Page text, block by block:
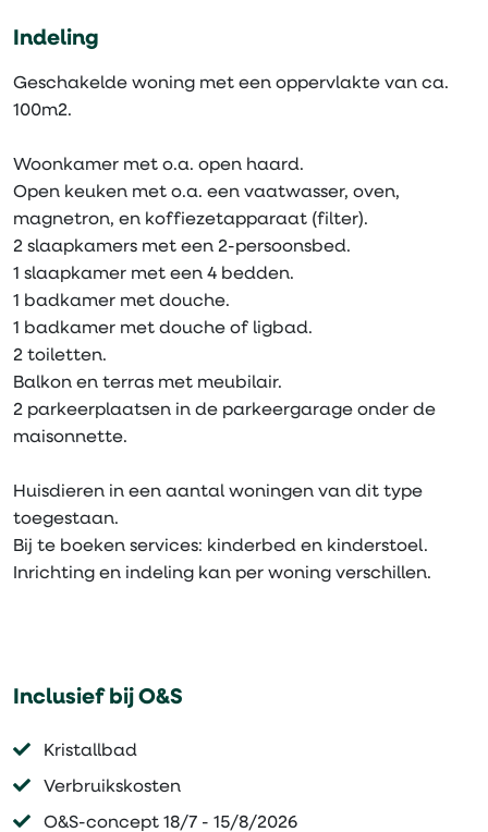
Indeling
Geschakelde woning met een oppervlakte van ca.
100m2.
Woonkamer met o.a. open haard.
Open keuken met o.a. een vaatwasser, oven,
magnetron, en koffiezetapparaat (filter).
2 slaapkamers met een 2-persoonsbed.
1 slaapkamer met een 4 bedden.
1 badkamer met douche.
1 badkamer met douche of ligbad.
2 toiletten.
Balkon en terras met meubilair.
2 parkeerplaatsen in de parkeergarage onder de
maisonnette.
Huisdieren in een aantal woningen van dit type
toegestaan.
Bij te boeken services: kinderbed en kinderstoel.
Inrichting en indeling kan per woning verschillen.
Inclusief bij O&S
Kristallbad
Verbruikskosten
O&S-concept 18/7 - 15/8/2026